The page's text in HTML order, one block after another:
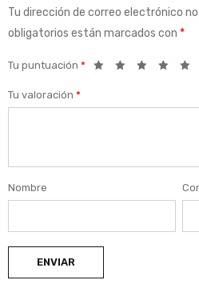
Tu dirección de correo electrónico
obligatorios están marcados con *
Tu puntuación *
Tu valoración *
Nombre